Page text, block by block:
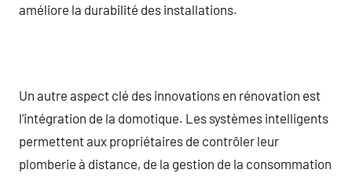
améliore la durabilité des installations.
Un autre aspect clé des innovations en rénovation est
l’intégration de la domotique. Les systèmes intelligents
permettent aux propriétaires de contrôler leur
plomberie à distance, de la gestion de la consommation